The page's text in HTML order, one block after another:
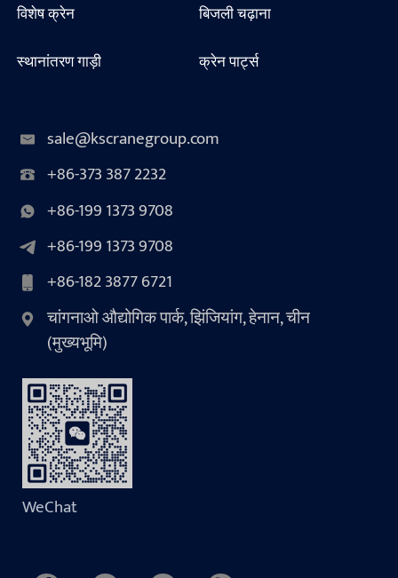
विशेष क्रेन
बिजली चढ़ाना
स्थानांतरण गाड़ी
क्रेन पार्ट्स
sale@kscranegroup.com
+86-373 387 2232
+86-199 1373 9708
+86-199 1373 9708
+86-182 3877 6721
चांगनाओ औद्योगिक पार्क, झिंजियांग, हेनान, चीन
(मुख्यभूमि)
WeChat